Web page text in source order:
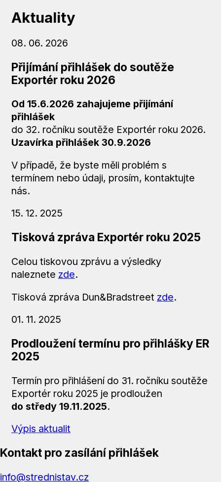
Aktuality
08. 06. 2026
Přijímání přihlášek do soutěže
Exportér roku 2026
Od 15.6.2026 zahajujeme přijímání
přihlášek
do 32. ročníku soutěže Exportér roku 2026.
Uzavírka přihlášek 30.9.2026
V případě, že byste měli problém s
termínem nebo údaji, prosím, kontaktujte
nás.
15. 12. 2025
Tisková zpráva Exportér roku 2025
Celou tiskovou zprávu a výsledky
naleznete zde.
Tisková zpráva Dun&Bradstreet zde.
01. 11. 2025
Prodloužení termínu pro přihlášky ER
2025
Termín pro přihlášení do 31. ročníku soutěže
Exportér roku 2025 je prodloužen
do středy 19.11.2025.
Výpis aktualit
Kontakt pro zasílání přihlášek
info@strednistav.cz